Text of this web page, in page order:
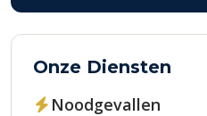
Onze Diensten
Noodgevallen